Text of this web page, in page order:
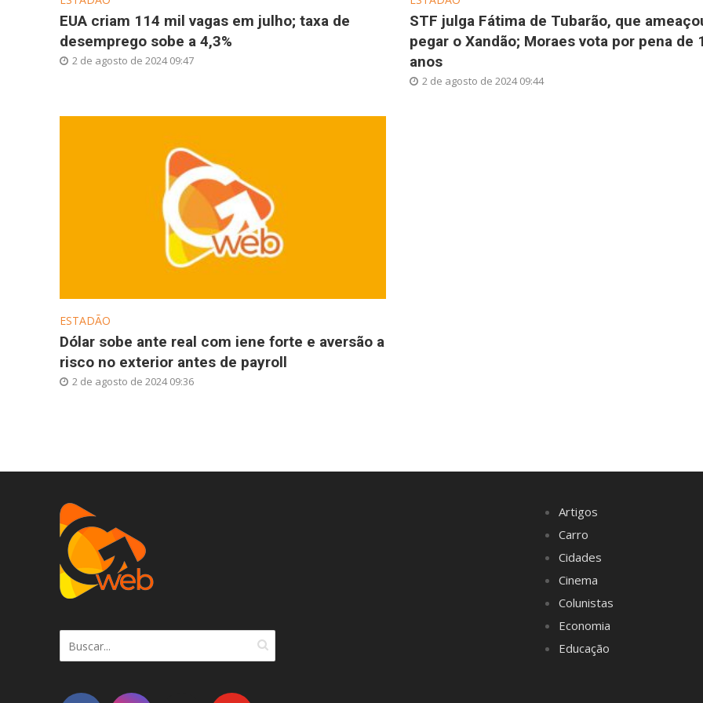
EUA criam 114 mil vagas em julho; taxa de
desemprego sobe a 4,3%
2 de agosto de 2024 09:47
STF julga Fátima de Tubarão, que
pegar o Xandão; Moraes vota por pena de
anos
2 de agosto de 2024 09:44
ESTADÃO
Dólar sobe ante real com iene forte e aversão a
risco no exterior antes de payroll
2 de agosto de 2024 09:36
Artigos
Carro
Cidades
Cinema
Colunistas
Economia
Educação